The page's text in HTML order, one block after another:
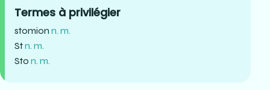
Termes à privilégier
stomion n. m.
Stn. m.
Sto n. m.